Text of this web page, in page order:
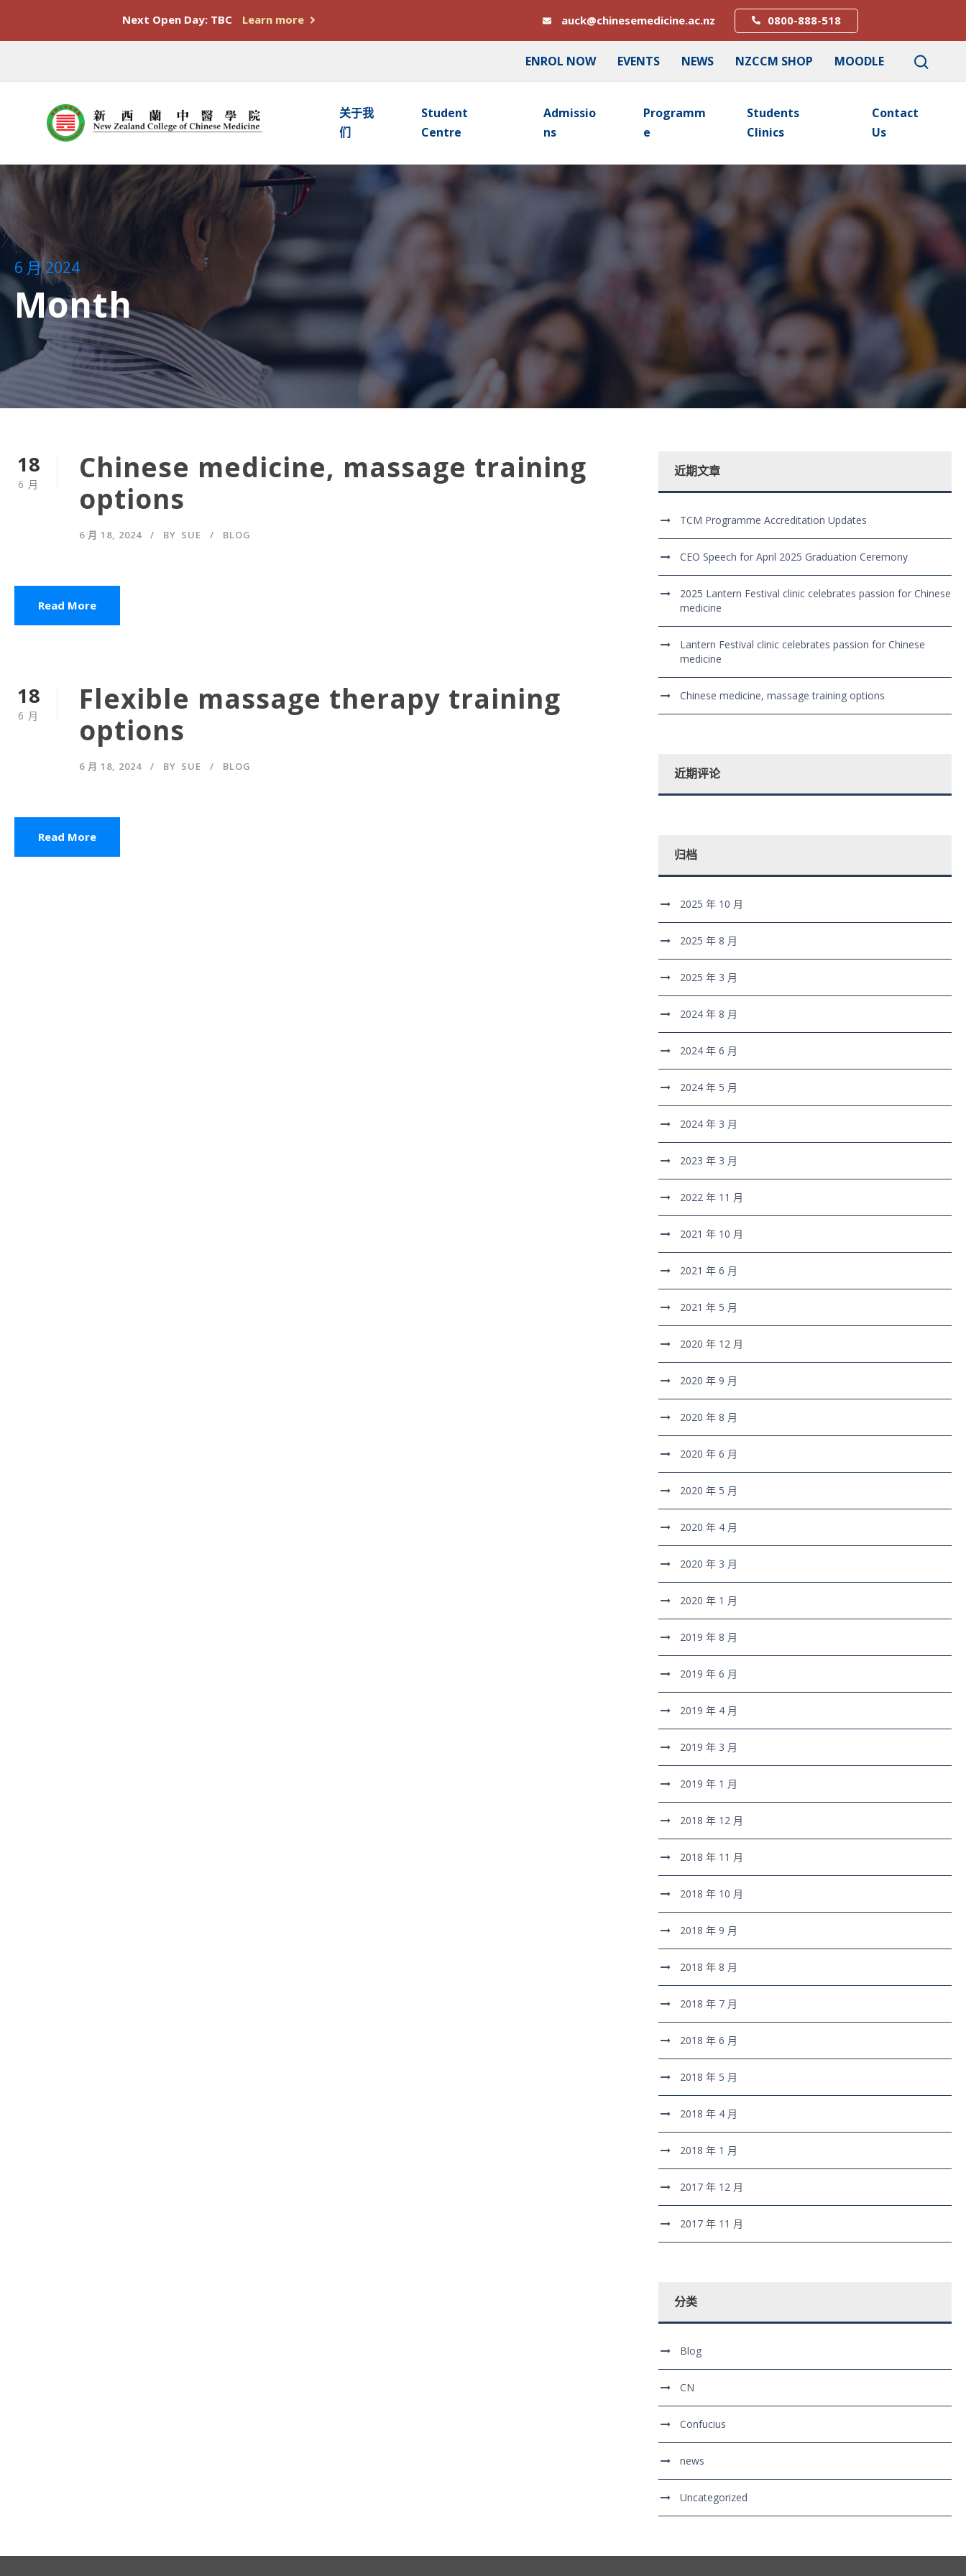
Next Open Day: TBC Learn more auck@chinesemedicine.ac.nz 0800-888-518
ENROL NOW EVENTS NEWS NZCCM SHOP MOODLE
关于我
们
Student
Centre
Admissio
Ns
Programm
E
Students
Clinics
Contact
Us
6 月 2024
Month
18
6 月
Chinese medicine, massage training
options
6 月 18, 2024 BY SUE BLOG
Read More
18
6 月
Flexible massage therapy training
options
6 月 18, 2024 BY SUE BLOG
Read More
近期文章
TCM Programme Accreditation Updates
CEO Speech for April 2025 Graduation Ceremony
2025 Lantern Festival clinic celebrates passion for Chinese
medicine
Lantern Festival clinic celebrates passion for Chinese
medicine
Chinese medicine, massage training options
近期评论
归档
2025 年 10 月
2025 年 8 月
2025 年 3 月
2024 年 8 月
2024 年 6 月
2024 年 5 月
2024 年 3 月
2023 年 3 月
2022 年 11 月
2021 年 10 月
2021 年 6 月
2021 年 5 月
2020 年 12 月
2020 年 9 月
2020 年 8 月
2020 年 6 月
2020 年 5 月
2020 年 4 月
2020 年 3 月
2020 年 1 月
2019 年 8 月
2019 年 6 月
2019 年 4 月
2019 年 3 月
2019 年 1 月
2018 年 12 月
2018 年 11 月
2018 年 10 月
2018 年 9 月
2018 年 8 月
2018 年 7 月
2018 年 6 月
2018 年 5 月
2018 年 4 月
2018 年 1 月
2017 年 12 月
2017 年 11 月
分类
Blog
CN
Confucius
news
Uncategorized